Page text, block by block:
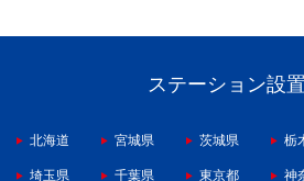
ステーション設
北海道 宮城県 茨城県 栃
埼玉県 千葉県 東京都 神